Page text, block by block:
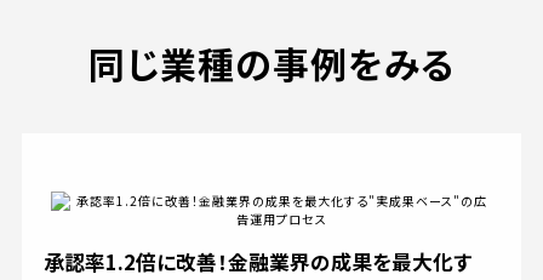
同じ業種の事例をみる
承認率1.2倍に改善！金融業界の成果を最大化す